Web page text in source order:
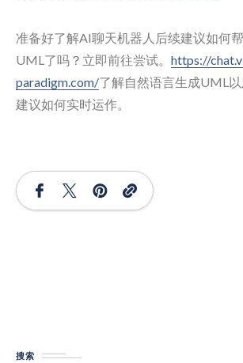
准备好了解AI聊天机器人后续建议如何
UML了吗？立即前往尝试。 https://
paradigm.com/了解自然语言生成UML
建议如何实时运作。
搜索